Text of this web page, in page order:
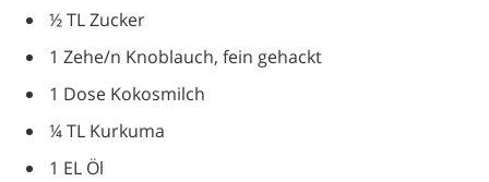
½ TL Zucker
1 Zehe/n Knoblauch, fein gehackt
1 Dose Kokosmilch
¼ TL Kurkuma
1 EL Öl